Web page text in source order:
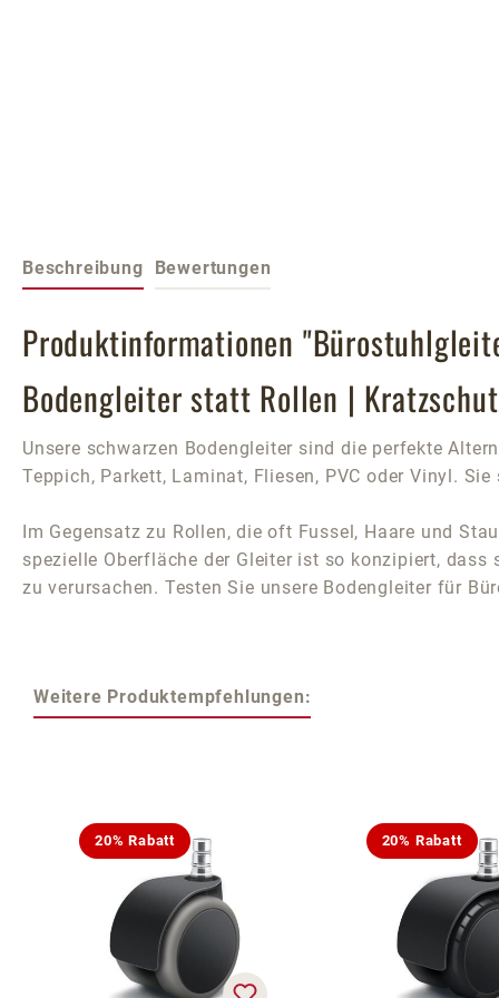
Beschreibung Bewertungen
Produktinformationen
Bodengleiter statt Rollen |
Unsere schwarzen Bodengleiter sind die perfekte
Teppich, Parkett, Laminat, Fliesen, PVC oder Vinyl.
Im Gegensatz zu Rollen, die oft Fussel, Haare und
spezielle Oberfläche der Gleiter ist so konzipiert,
zu verursachen. Testen Sie unsere Bodengleiter für
Weitere Produktempfehlungen:
20% Rabatt 20% Rabatt